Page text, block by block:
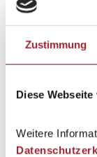
Zustimmung
Diese
Weitere